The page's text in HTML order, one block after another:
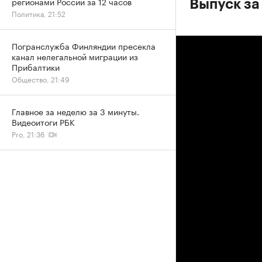
Выпуск
Политика, 21:52
Погранслужба Финляндии пресекла
канал нелегальной миграции из
Прибалтики
Общество, 21:49
Главное за неделю за 3 минуты.
Видеоитоги РБК
Pro, 21:36